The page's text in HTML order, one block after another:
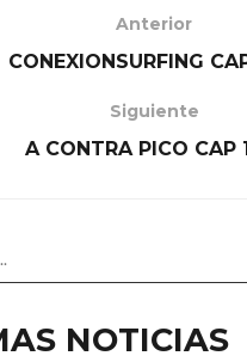
Anterior
CONEXIONSURFING
Siguiente
A CONTRA PICO CAP
NOTICIAS